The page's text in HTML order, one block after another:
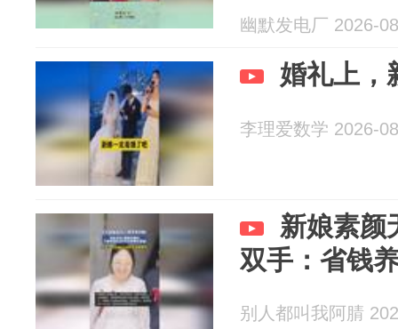
幽默发电厂 2026-
婚礼上，
李理爱数学 2026-
新娘素颜
双手：省钱
别人都叫我阿腈